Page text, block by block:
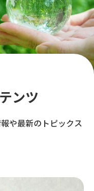
ンツ
や最新のトピックス